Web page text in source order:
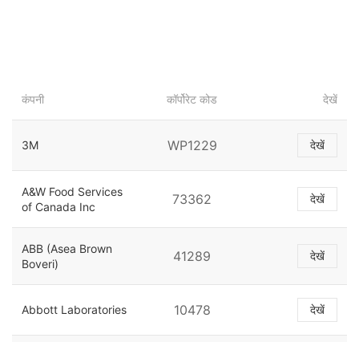
कंपनी कॉर्पोरेट कोड देखें
3M WP1229 देखें
A&W Food Services
of Canada Inc
73362 देखें
ABB (Asea Brown
Boveri)
41289 देखें
Abbott Laboratories 10478 देखें